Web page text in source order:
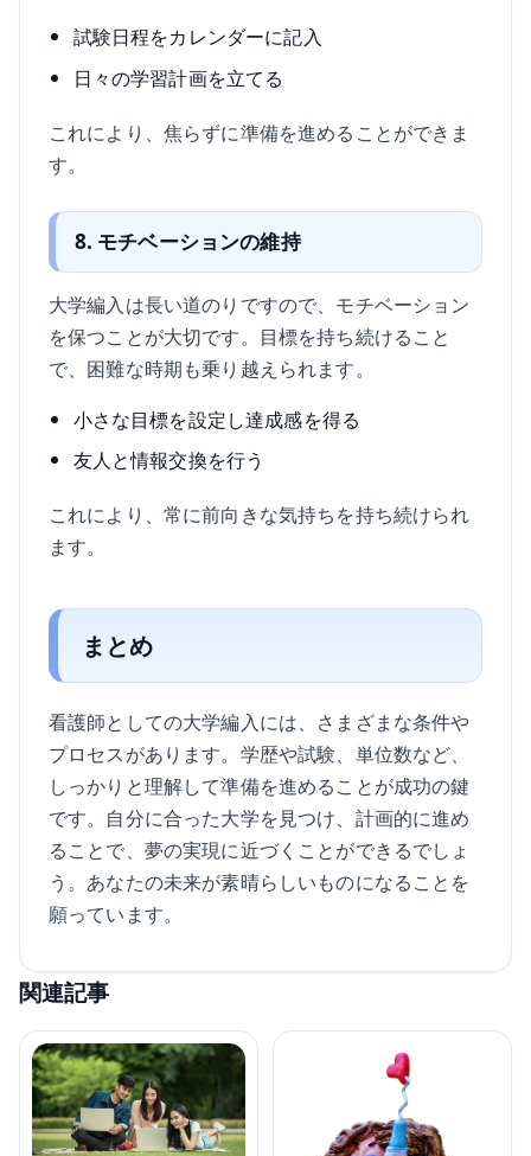
試験日程をカレンダーに記入
日々の学習計画を立てる
これにより、焦らずに準備を進めることができま
す。
8. モチベーションの維持
大学編入は長い道のりですので、モチベーション
を保つことが大切です。目標を持ち続けること
で、困難な時期も乗り越えられます。
小さな目標を設定し達成感を得る
友人と情報交換を行う
これにより、常に前向きな気持ちを持ち続けられ
ます。
まとめ
看護師としての大学編入には、さまざまな条件や
プロセスがあります。学歴や試験、単位数など、
しっかりと理解して準備を進めることが成功の鍵
です。自分に合った大学を見つけ、計画的に進め
ることで、夢の実現に近づくことができるでしょ
う。あなたの未来が素晴らしいものになることを
願っています。
関連記事